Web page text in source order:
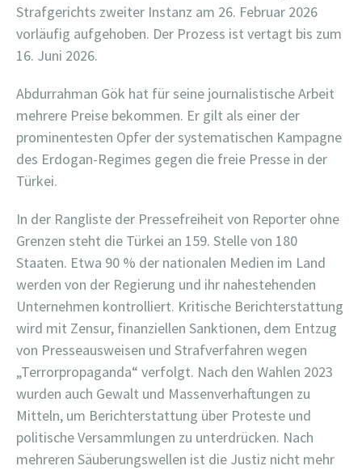
Strafgerichts zweiter Instanz am 26. Februar 2026
vorläufig aufgehoben. Der Prozess ist vertagt bis zum
16. Juni 2026.
Abdurrahman Gök hat für seine journalistische Arbeit
mehrere Preise bekommen. Er gilt als einer der
prominentesten Opfer der systematischen Kampagne
des Erdogan-Regimes gegen die freie Presse in der
Türkei.
In der Rangliste der Pressefreiheit von Reporter ohne
Grenzen steht die Türkei an 159. Stelle von 180
Staaten. Etwa 90 % der nationalen Medien im Land
werden von der Regierung und ihr nahestehenden
Unternehmen kontrolliert. Kritische Berichterstattung
wird mit Zensur, finanziellen Sanktionen, dem Entzug
von Presseausweisen und Strafverfahren wegen
„Terrorpropaganda“ verfolgt. Nach den Wahlen 2023
wurden auch Gewalt und Massenverhaftungen zu
Mitteln, um Berichterstattung über Proteste und
politische Versammlungen zu unterdrücken. Nach
mehreren Säuberungswellen ist die Justiz nicht mehr